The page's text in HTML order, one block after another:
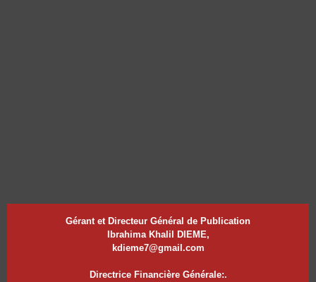
Gérant et Directeur Général de Publication
Ibrahima Khalil DIEME,
kdieme7@gmail.com
Directrice Financière Générale:.